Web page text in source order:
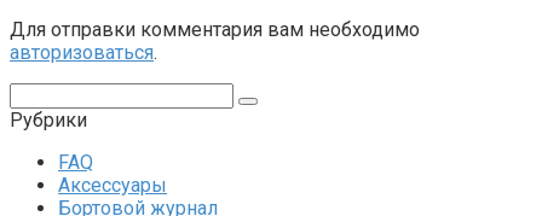
Для отправки комментария вам необходимо
авторизоваться.
Рубрики
FAQ
Аксессуары
Бортовой журнал